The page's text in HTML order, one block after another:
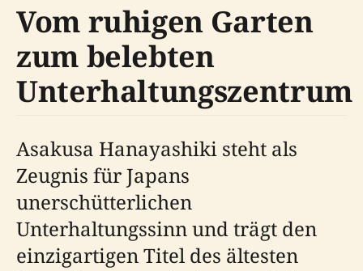
Vom ruhigen Garten
zum belebten
Unterhaltungszentrum
Asakusa Hanayashiki steht als
Zeugnis für Japans
unerschütterlichen
Unterhaltungssinn und trägt den
einzigartigen Titel des ältesten